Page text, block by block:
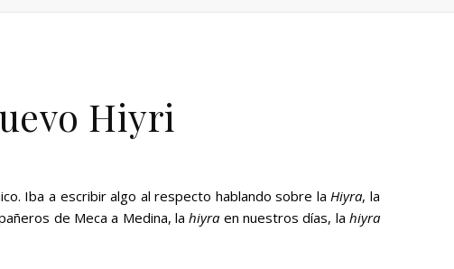
Hiyri
Iba a escribir algo al respecto hablando sobre laHiyra, la
de Meca a Medina, lahiyra en nuestros días, lahiyra